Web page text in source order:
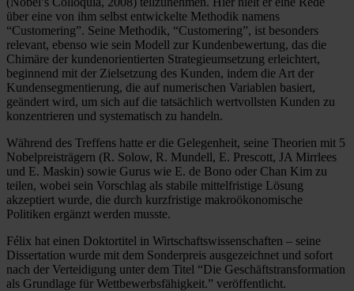
über eine von ihm selbst entwickelte Methodik namens
“Customering”. Seine Methodik, “Customering”, ist besonders
relevant, ebenso wie sein Modell zur Kundenbewertung, das die
Chimäre der kundenorientierten Strategieumsetzung erleichtert,
beginnend mit der Zielsetzung des Kunden, indem die Art der
Kundensegmentierung, die auf numerischen Variablen basiert,
geändert wird, um sich auf die tatsächlich wertvollsten Kunden zu
konzentrieren und systematisch zu handeln.
Während des Treffens hatte er die Gelegenheit, seine Theorien mit 5
Nobelpreisträgern (R. Solow, R. Mundell, E. Prescott, JA Mirrlees
und E. Maskin) sowie Gurus wie E. de Bono oder Chan Kim zu
teilen, wobei sein Vorschlag als stabile mittelfristige Lösung
akzeptiert wurde, die durch kurzfristige makroökonomische
Politiken ergänzt werden musste.
Félix hat einen Doktortitel in Wirtschaftswissenschaften – seine
Dissertation wurde mit dem Sonderpreis ausgezeichnet und sofort
nach der Verteidigung unter dem Titel “Die Geschäftstransformation
als Grundlage für Wettbewerbsfähigkeit.” veröffentlicht.